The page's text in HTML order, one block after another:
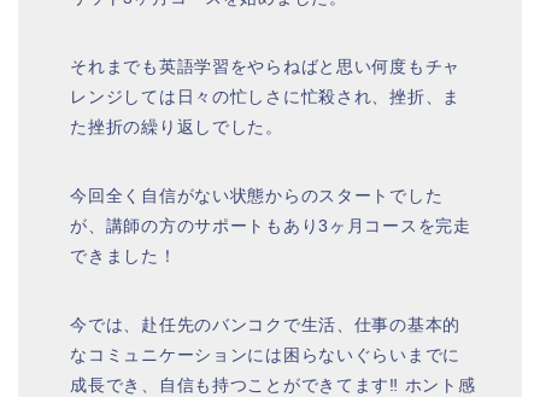
それまでも英語学習をやらねばと思い何度もチャ
レンジしては日々の忙しさに忙殺され、挫折、ま
た挫折の繰り返しでした。
今回全く自信がない状態からのスタートでした
が、講師の方のサポートもあり3ヶ月コースを完走
できました！
今では、赴任先のバンコクで生活、仕事の基本的
なコミュニケーションには困らないぐらいまでに
成長でき、自信も持つことができてます‼︎ ホント感